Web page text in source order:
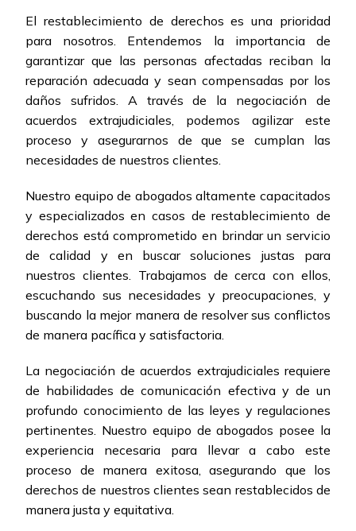
El restablecimiento de derechos es una prioridad
para nosotros. Entendemos la importancia de
garantizar que las personas afectadas reciban la
reparación adecuada y sean compensadas por los
daños sufridos. A través de la negociación de
acuerdos extrajudiciales, podemos agilizar este
proceso y asegurarnos de que se cumplan las
necesidades de nuestros clientes.
Nuestro equipo de abogados altamente capacitados
y especializados en casos de restablecimiento de
derechos está comprometido en brindar un servicio
de calidad y en buscar soluciones justas para
nuestros clientes. Trabajamos de cerca con ellos,
escuchando sus necesidades y preocupaciones, y
buscando la mejor manera de resolver sus conflictos
de manera pacífica y satisfactoria.
La negociación de acuerdos extrajudiciales requiere
de habilidades de comunicación efectiva y de un
profundo conocimiento de las leyes y regulaciones
pertinentes. Nuestro equipo de abogados posee la
experiencia necesaria para llevar a cabo este
proceso de manera exitosa, asegurando que los
derechos de nuestros clientes sean restablecidos de
manera justa y equitativa.